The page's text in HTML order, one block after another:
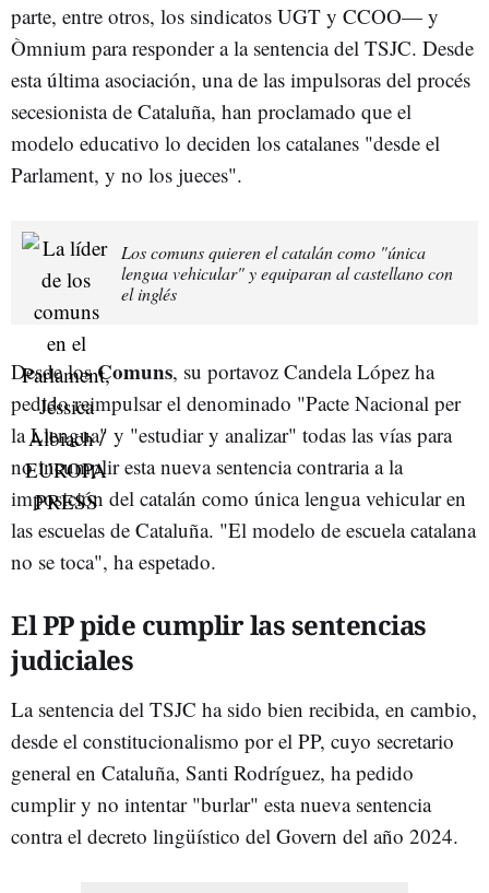
parte, entre otros, los sindicatos UGT y CCOO— y
Òmnium para responder a la sentencia del TSJC. Desde
esta última asociación, una de las impulsoras del procés
secesionista de Cataluña, han proclamado que el
modelo educativo lo deciden los catalanes "desde el
Parlament, y no los jueces".
Los comuns quieren el catalán como "única
lengua vehicular" y equiparan al castellano con
el inglés
Desde losComuns, su portavoz Candela López ha
pedido reimpulsar el denominado "Pacte Nacional per
la Llengua" y "estudiar y analizar" todas las vías para
no incumplir esta nueva sentencia contraria a la
imposición del catalán como única lengua vehicular en
las escuelas de Cataluña. "El modelo de escuela catalana
no se toca", ha espetado.
El PP pide cumplir las sentencias
judiciales
La sentencia del TSJC ha sido bien recibida, en cambio,
desde el constitucionalismo por el PP, cuyo secretario
general en Cataluña, Santi Rodríguez, ha pedido
cumplir y no intentar "burlar" esta nueva sentencia
contra el decreto lingüístico del Govern del año 2024.